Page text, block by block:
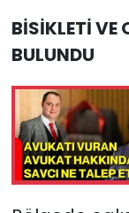
BİSİKLETİ VE
BULUNDU